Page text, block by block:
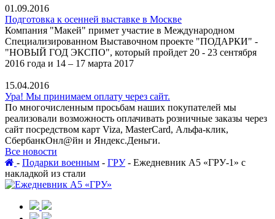
01.09.2016
Подготовка к осенней выставке в Москве
Компания "Макей" примет участие в Международном
Специализированном Выставочном проекте "ПОДАРКИ" -
"НОВЫЙ ГОД ЭКСПО", который пройдет 20 - 23 сентября
2016 года и 14 – 17 марта 2017
15.04.2016
Ура! Мы принимаем оплату через сайт.
По многочисленным просьбам наших покупателей мы
реализовали возможность оплачивать розничные заказы через
сайт посредством карт Viza, MasterCard, Альфа-клик,
СбербанкОнл@йн и Яндекс.Деньги.
Все новости
- Подарки военным - ГРУ - Ежедневник А5 «ГРУ-1» с
накладкой из стали